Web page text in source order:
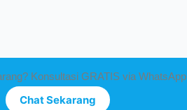
Konsultasi GRATIS via WhatsApp
Chat Sekarang